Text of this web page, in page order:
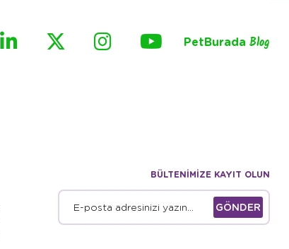
PetBurada Blog
BÜLTENİMİZE KAYIT OLUN
GÖNDER